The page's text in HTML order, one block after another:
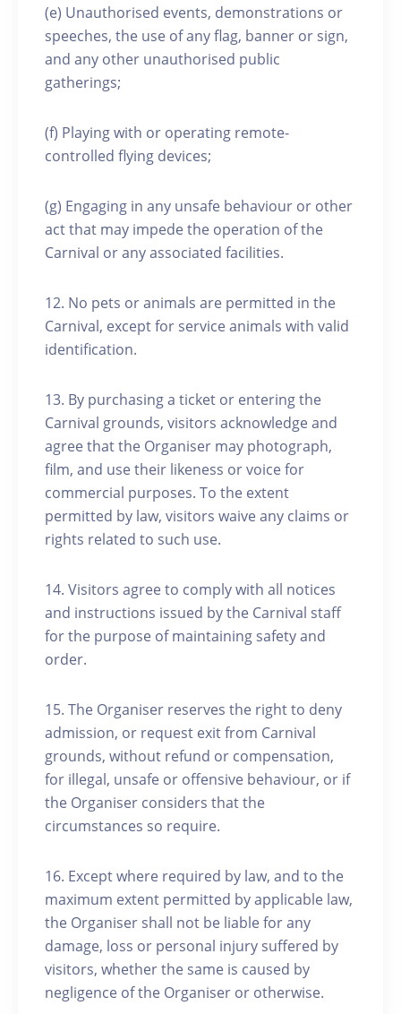
(e) Unauthorised events, demonstrations or
speeches, the use of any flag, banner or sign,
and any other unauthorised public
gatherings;
(f) Playing with or operating remote-
controlled flying devices;
(g) Engaging in any unsafe behaviour or other
act that may impede the operation of the
Carnival or any associated facilities.
12. No pets or animals are permitted in the
Carnival, except for service animals with valid
identification.
13. By purchasing a ticket or entering the
Carnival grounds, visitors acknowledge and
agree that the Organiser may photograph,
film, and use their likeness or voice for
commercial purposes. To the extent
permitted by law, visitors waive any claims or
rights related to such use.
14. Visitors agree to comply with all notices
and instructions issued by the Carnival staff
for the purpose of maintaining safety and
order.
15. The Organiser reserves the right to deny
admission, or request exit from Carnival
grounds, without refund or compensation,
for illegal, unsafe or offensive behaviour, or if
the Organiser considers that the
circumstances so require.
16. Except where required by law, and to the
maximum extent permitted by applicable law,
the Organiser shall not be liable for any
damage, loss or personal injury suffered by
visitors, whether the same is caused by
negligence of the Organiser or otherwise.